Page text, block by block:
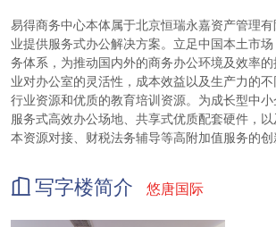
易得商务中心本体属于北京恒瑞永嘉资产管理
业提供服务式办公解决方案。立足中国本土市
务体系，为推动国内外的商务办公环境及效率
业对办公室的灵活性，成本效益以及生产力的
行业资源和优质的教育培训资源。为成长型中
服务式高效办公场地、共享式优质配套硬件，
本资源对接、财税法务辅导等高附加值服务的创
写字楼简介 悠唐国际